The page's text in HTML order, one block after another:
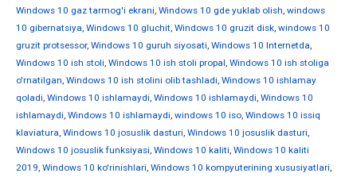
Windows 10 gaz tarmog'i ekrani, Windows 10 gde yuklab olish, windows
10 gibernatsiya, Windows 10 gluchit, Windows 10 gruzit disk, windows 10
gruzit protsessor, Windows 10 guruh siyosati, Windows 10 Internetda,
Windows 10 ish stoli, Windows 10 ish stoli propal, Windows 10 ish stoliga
o'rnatilgan, Windows 10 ish stolini olib tashladi, Windows 10 ishlamay
qoladi, Windows 10 ishlamaydi, Windows 10 ishlamaydi, Windows 10
ishlamaydi, Windows 10 ishlamaydi, windows 10 iso, Windows 10 issiq
klaviatura, Windows 10 josuslik dasturi, Windows 10 josuslik dasturi,
Windows 10 josuslik funksiyasi, Windows 10 kaliti, Windows 10 kaliti
2019, Windows 10 ko'rinishlari, Windows 10 kompyuterining xususiyatlari,